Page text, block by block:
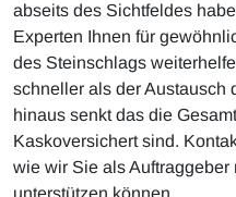
abseits des Sichtfeldes
Experten Ihnen für
des Steinschlags
schneller als der Austausch
hinaus senkt das die
Kaskoversichert sind.
wie wir Sie als
unterstützen können.